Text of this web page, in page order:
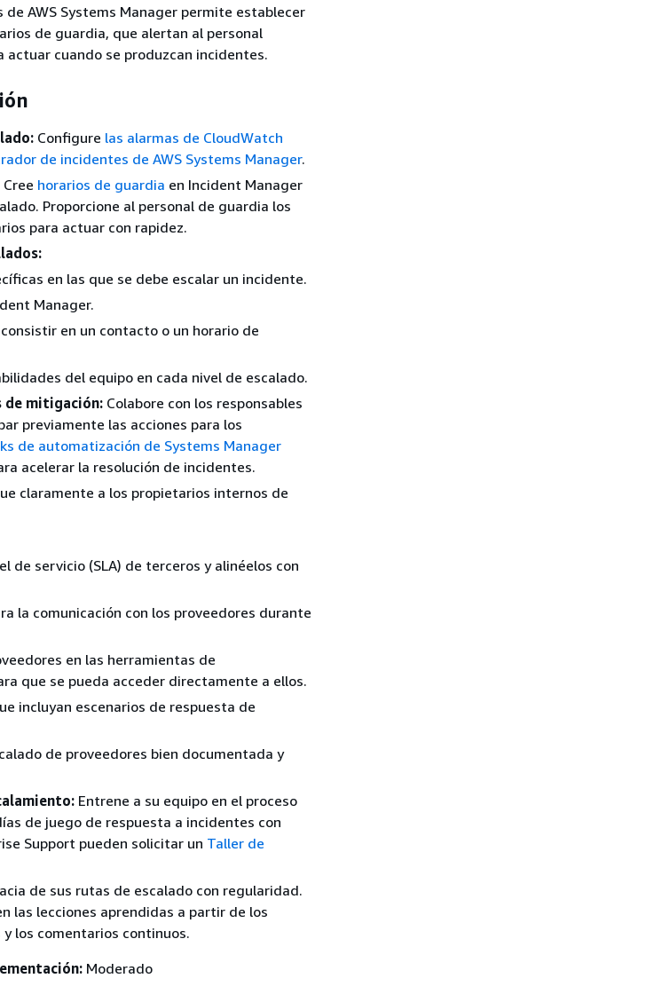
AWS Systems Manager permite establecer
de guardia, que alertan al personal
cuando se produzcan incidentes.
Configure las alarmas de CloudWatch
de incidentes de AWS Systems Manager.
Cree horarios de guardia en Incident Manager
Proporcione al personal de guardia los
para actuar con rapidez.
en las que se debe escalar un incidente.
Manager.
en un contacto o un horario de
del equipo en cada nivel de escalado.
de mitigación: Colabore con los responsables
previamente las acciones para los
de automatización de Systems Manager
acelerar la resolución de incidentes.
claramente a los propietarios internos de
de servicio (SLA) de terceros y alinéelos con
la comunicación con los proveedores durante
en las herramientas de
que se pueda acceder directamente a ellos.
incluyan escenarios de respuesta de
de proveedores bien documentada y
Entrene a su equipo en el proceso
de juego de respuesta a incidentes con
Support pueden solicitar un Taller de
de sus rutas de escalado con regularidad.
las lecciones aprendidas a partir de los
los comentarios continuos.
Moderado